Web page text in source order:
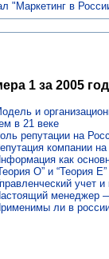
1 за 2005 год
и
в 21 веке
репутации на
компании
как
О” и “Теория
учет и
менеджер
ли в